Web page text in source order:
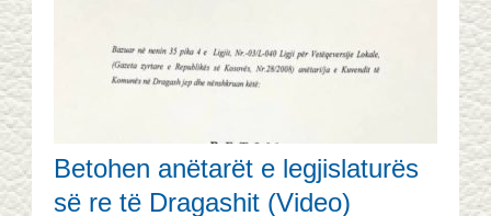
Betohen anëtarët e legjislaturës
së re të Dragashit (Video)